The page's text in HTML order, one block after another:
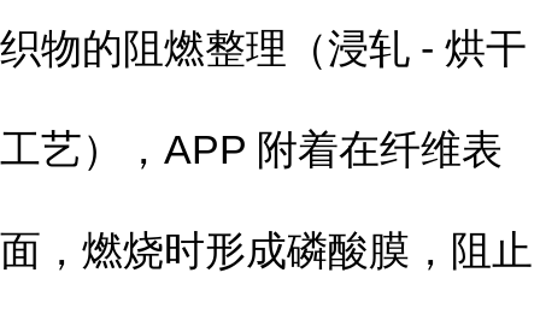
织物的阻燃整理（浸轧 - 烘干
工艺），APP 附着在纤维表
面，燃烧时形成磷酸膜，阻止